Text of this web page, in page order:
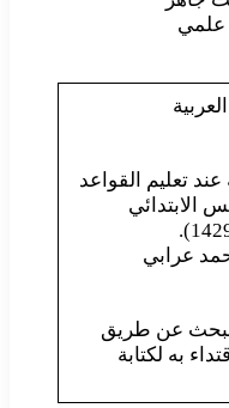
عند تعليم القواعد
الابتدائي
عرابي
عن طريق
به لكتابة